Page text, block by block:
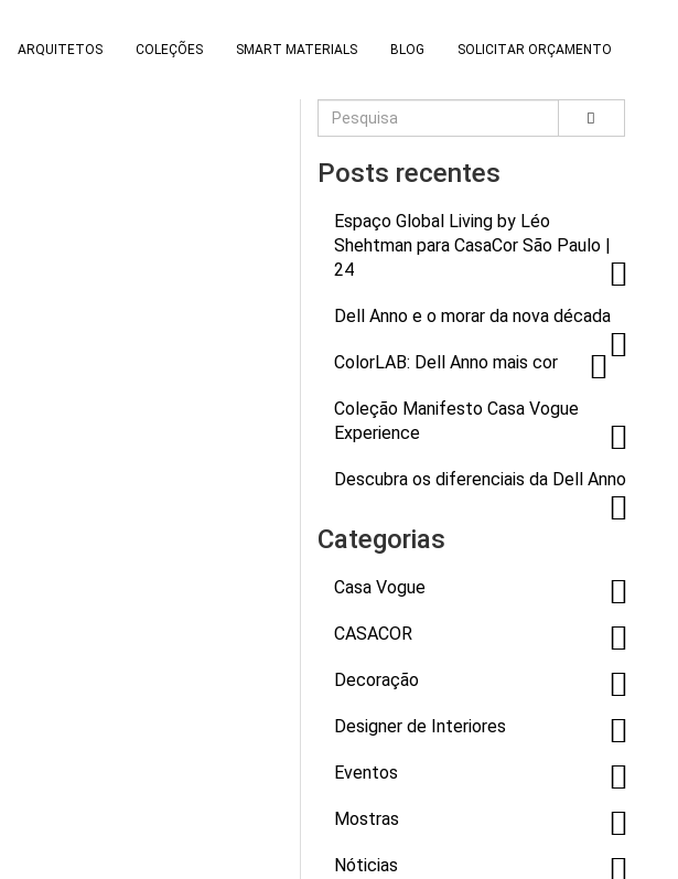
ARQUITETOS COLEÇÕES SMART MATERIALS BLOG SOLICITAR ORÇAMENTO
Posts recentes
Espaço Global Living by Léo
Shehtman para CasaCor São Paulo |
24
Dell Anno e o morar da nova década
ColorLAB: Dell Anno mais cor
Coleção Manifesto Casa Vogue
Experience
Descubra os diferenciais da Dell Anno
Categorias
Casa Vogue
CASACOR
Decoração
Designer de Interiores
Eventos
Mostras
Nóticias